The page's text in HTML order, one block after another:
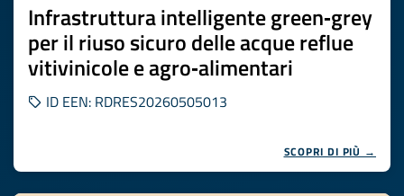
Infrastruttura intelligente green‑grey
per il riuso sicuro delle acque reflue
vitivinicole e agro‑alimentari
ID EEN: RDRES20260505013
SCOPRI DI PIÙ →